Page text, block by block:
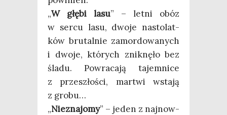
„W głę­bi lasu” – let­ni obóz
w ser­cu lasu, dwo­je nasto­lat­
ków bru­tal­nie zamor­do­wa­nych
i dwo­je, któ­rych znik­nę­ło bez
śla­du. Powra­ca­ją tajem­ni­ce
z prze­szło­ści, mar­twi wsta­ją
z grobu…
„Nie­zna­jo­my” – jeden z naj­now­